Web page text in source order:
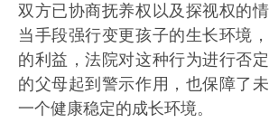
双方已协商抚养权以及探视权的
当手段强行变更孩子的生长环境
的利益，法院对这种行为进行否
的父母起到警示作用，也保障了
一个健康稳定的成长环境。